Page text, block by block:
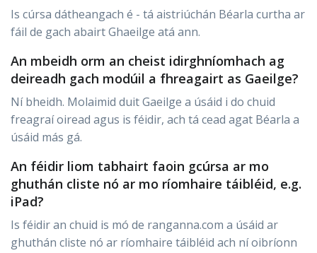
Is cúrsa dátheangach é - tá aistriúchán Béarla curtha ar
fáil de gach abairt Ghaeilge atá ann.
An mbeidh orm an cheist idirghníomhach ag
deireadh gach modúil a fhreagairt as Gaeilge?
Ní bheidh. Molaimid duit Gaeilge a úsáid i do chuid
freagraí oiread agus is féidir, ach tá cead agat Béarla a
úsáid más gá.
An féidir liom tabhairt faoin gcúrsa ar mo
ghuthán cliste nó ar mo ríomhaire táibléid, e.g.
iPad?
Is féidir an chuid is mó de ranganna.com a úsáid ar
ghuthán cliste nó ar ríomhaire táibléid ach ní oibríonn